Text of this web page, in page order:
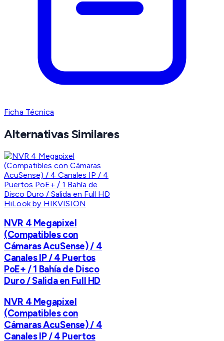
Ficha Técnica
Alternativas Similares
HiLook by HIKVISION
NVR 4 Megapixel
(Compatibles con
Cámaras AcuSense) / 4
Canales IP / 4 Puertos
PoE+ / 1 Bahía de Disco
Duro / Salida en Full HD
NVR 4 Megapixel
(Compatibles con
Cámaras AcuSense) / 4
Canales IP / 4 Puertos